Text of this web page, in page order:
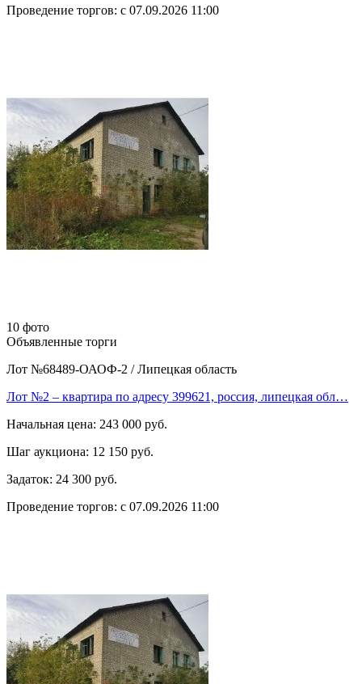
Проведение торгов: с 07.09.2026 11:00
10 фото
Объявленные торги
Лот №68489-ОАОФ-2 / Липецкая область
Лот №2 – квартира по адресу 399621, россия, липецкая обл…
Начальная цена: 243 000 руб.
Шаг аукциона: 12 150 руб.
Задаток: 24 300 руб.
Проведение торгов: с 07.09.2026 11:00